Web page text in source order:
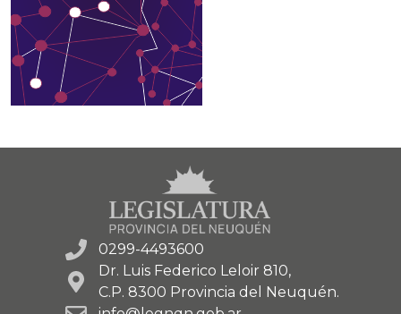
0299-4493600
Dr. Luis Federico Leloir 810,
C.P. 8300 Provincia del Neuquén.